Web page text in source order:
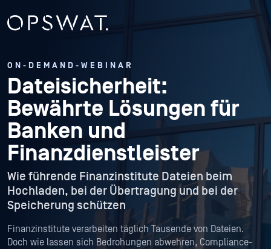
ON-DEMAND-WEBINAR
Dateisicherheit:
Bewährte Lösungen für
Banken und
Finanzdienstleister
Wie führende Finanzinstitute Dateien beim
Hochladen, bei der Übertragung und bei der
Speicherung schützen
Finanzinstitute verarbeiten täglich Tausende von Dateien.
Doch wie lassen sich Bedrohungen abwehren, Compliance-